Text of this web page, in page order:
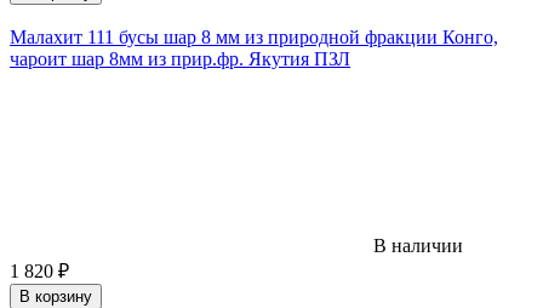
Малахит 111 бусы шар 8 мм из природной фракции Конго,
чароит шар 8мм из прир.фр. Якутия ПЗЛ
В наличии
1 820 ₽
В корзину